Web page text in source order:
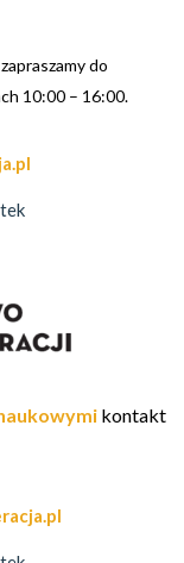
zapraszamy do
10:00 – 16:00.
kontakt